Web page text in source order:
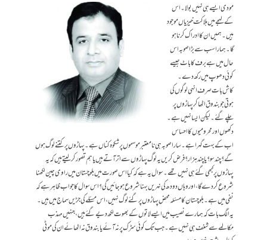
مودی ایسے ہی نہیں بولا۔ اس
کے لہجے میں ہلاکت خیزیاں موجود
ہیں۔ ہمیں ان کا ادراک کرنا ہو
گا۔ ہمارا سب سے بڑا صوبہ اس
حال میں ہے برف کا باٹ جیسے
کوئی دھوپ میں رکھ دے۔
کاش بات صرف انہی لوگوں کی
ہوتی جو بندوق اٹھا کر پہاڑوں پر
چلے گئے۔ لیکن ایسا نہیں ہے۔
دکھوں اور محرومیوں کا احساس
اب کے بہت گہرا ہے۔ سارا صوبہ ہی نامعتبر موسموں پر شکوہ کناں ہے۔ پہاڑوں پر کتنے لوگ ہوں
گے؟ چند سو؟ یا چند ہزار؟ فرض کریں یہ لوگ پہاڑوں سے اتر آتے ہیں یا ہم تصور کر لیتے ہیں کہ یہ
پہاڑوں پر کبھی گئے ہی نہیں تھے۔ سوال یہ ہے کہ کیا اس صورت میں بلوچستان میں راوی چین لکھنا
شروع کر دے گا، اور وہاں دودھ کی نہریں بہنا شروع ہو جائیں گی؟ اس سوال کا جواب ظاہر ہے کہ
نفی میں ہے۔ بلوچستان کا مسئلہ محض پہاڑوں پر گئے لوگ نہیں، اس مسئلے کی جڑیں سماج میں ہیں۔
یہ الگ بات کہ ہمارے نصیب میں ایسے لاتوں کے بھوت لکھ دیے گئے ہیں، جنہیں مہذب
مکالمے سے شغف ہی نہیں ہے۔ جب تک کوئی سڑک پرنہ آئے یا بندوق نہ اٹھائے ان کی موٹی